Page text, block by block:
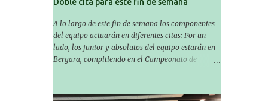
A lo largo de este fin de semana los componentes
del equipo actuarán en diferentes citas: Por un
lado, los junior y absolutos del equipo estarán en
Bergara, compitiendo en el Campeonato de
celebrará en dos jornadas: el sábado tendrá